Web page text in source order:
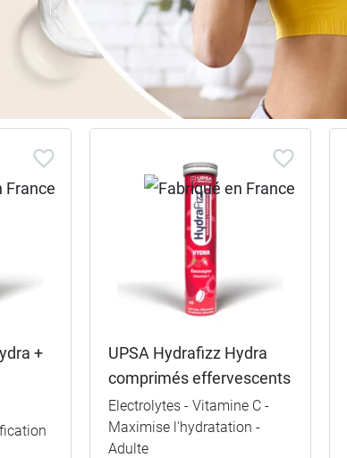
+
UPSA Hydrafizz Hydra
comprimés effervescents
Electrolytes - Vitamine C -
Maximise l'hydratation -
Adulte